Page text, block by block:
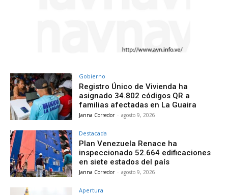
Gobierno
Registro Único de Vivienda ha
asignado 34.802 códigos QR a
familias afectadas en La Guaira
Janna Corredor - agosto 9, 2026
Destacada
Plan Venezuela Renace ha
inspeccionado 52.664 edificaciones
en siete estados del país
Janna Corredor - agosto 9, 2026
Apertura